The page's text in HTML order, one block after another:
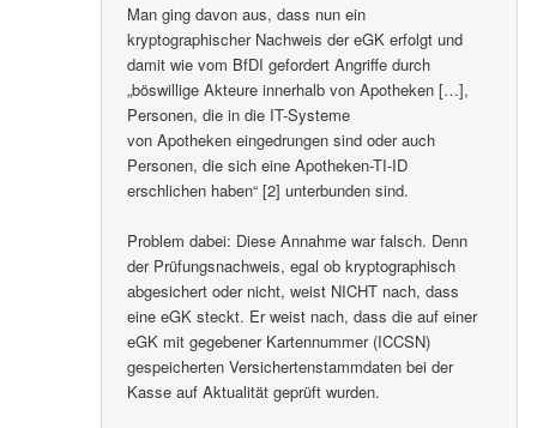
Man ging davon aus, dass nun ein
kryptographischer Nachweis der eGK erfolgt und
damit wie vom BfDI gefordert Angriffe durch
„böswillige Akteure innerhalb von Apotheken […],
Personen, die in die IT-Systeme
von Apotheken eingedrungen sind oder auch
Personen, die sich eine Apotheken-TI-ID
erschlichen haben“ [2] unterbunden sind.
Problem dabei: Diese Annahme war falsch. Denn
der Prüfungsnachweis, egal ob kryptographisch
abgesichert oder nicht, weist NICHT nach, dass
eine eGK steckt. Er weist nach, dass die auf einer
eGK mit gegebener Kartennummer (ICCSN)
gespeicherten Versichertenstammdaten bei der
Kasse auf Aktualität geprüft wurden.